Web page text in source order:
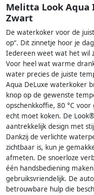
Melitta Look Aqua
Zwart
De waterkoker voor de
op“. Dit zinnetje hoor je
Iedereen weet wat het wil
Voor heel wat warme
water precies de juiste
Aqua DeLuxe waterkoker
knop op de gewenste
opschenkkoffie, 80 °C
echt moet koken. De
aantrekkelijk design met
Dankzij de verlichte
zichtbaar is, kun je
afmeten. De snoerloze
één handsbediening
gebruiksvriendelijk. De
betrouwbare hulp die